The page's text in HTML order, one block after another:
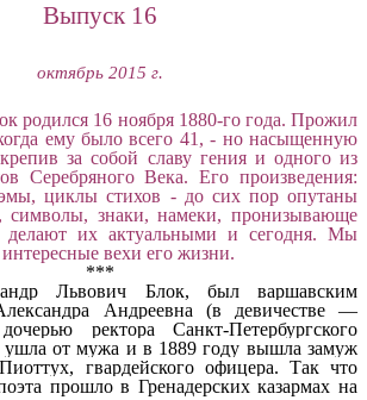
Выпуск 16
октябрь 2015 г.
родился 16 ноября 1880-го года. Прожил
ему было всего 41, - но насыщенную
за собой славу гения и одного из
Серебряного Века. Его произведения:
циклы стихов - до сих пор опутаны
символы, знаки, намеки, пронизывающе
делают их актуальными и сегодня. Мы
вехи его жизни.
***
Львович Блок, был варшавским
Андреевна (в девичестве —
ректора Санкт-Петербургского
ушла от мужа и в 1889 году вышла замуж
гвардейского офицера. Так что
прошло в Гренадерских казармах на